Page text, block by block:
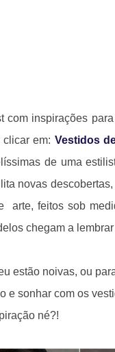
com inspirações
em: Vestidos
de uma
novas
arte, feitos sob
chegam a
estão noivas, ou
e sonhar com os
né?!